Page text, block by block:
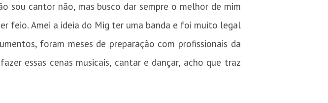
sou cantor não, mas busco dar sempre o melhor de mim
feio. Amei a ideia do Mig ter uma banda e foi muito legal
foram meses de preparação com profissionais da
essas cenas musicais, cantar e dançar, acho que traz